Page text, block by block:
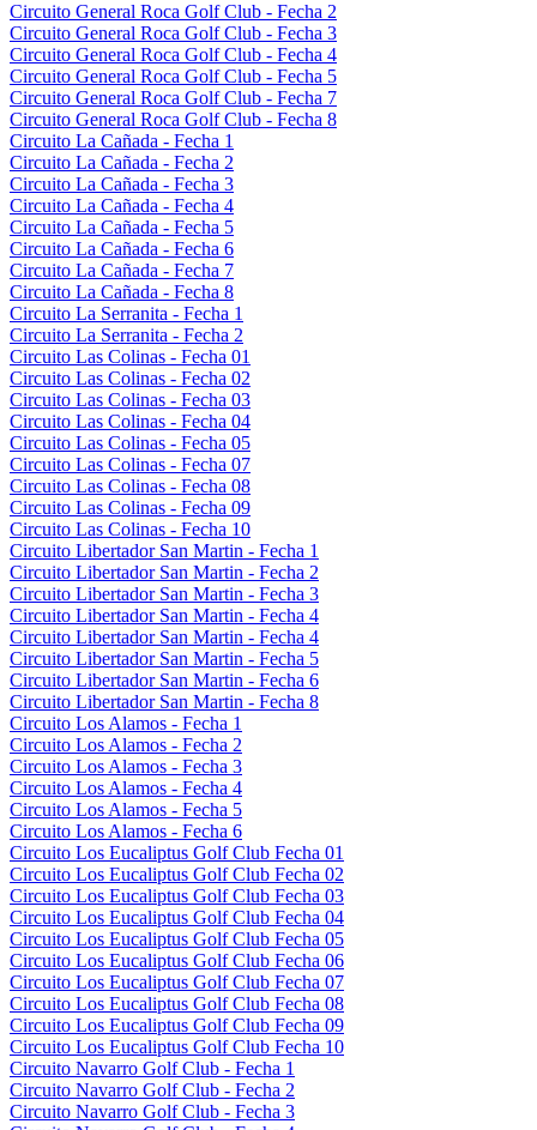
Circuito General Roca Golf Club - Fecha 2
Circuito General Roca Golf Club - Fecha 3
Circuito General Roca Golf Club - Fecha 4
Circuito General Roca Golf Club - Fecha 5
Circuito General Roca Golf Club - Fecha 7
Circuito General Roca Golf Club - Fecha 8
Circuito La Cañada - Fecha 1
Circuito La Cañada - Fecha 2
Circuito La Cañada - Fecha 3
Circuito La Cañada - Fecha 4
Circuito La Cañada - Fecha 5
Circuito La Cañada - Fecha 6
Circuito La Cañada - Fecha 7
Circuito La Cañada - Fecha 8
Circuito La Serranita - Fecha 1
Circuito La Serranita - Fecha 2
Circuito Las Colinas - Fecha 01
Circuito Las Colinas - Fecha 02
Circuito Las Colinas - Fecha 03
Circuito Las Colinas - Fecha 04
Circuito Las Colinas - Fecha 05
Circuito Las Colinas - Fecha 07
Circuito Las Colinas - Fecha 08
Circuito Las Colinas - Fecha 09
Circuito Las Colinas - Fecha 10
Circuito Libertador San Martin - Fecha 1
Circuito Libertador San Martin - Fecha 2
Circuito Libertador San Martin - Fecha 3
Circuito Libertador San Martin - Fecha 4
Circuito Libertador San Martin - Fecha 4
Circuito Libertador San Martin - Fecha 5
Circuito Libertador San Martin - Fecha 6
Circuito Libertador San Martin - Fecha 8
Circuito Los Alamos - Fecha 1
Circuito Los Alamos - Fecha 2
Circuito Los Alamos - Fecha 3
Circuito Los Alamos - Fecha 4
Circuito Los Alamos - Fecha 5
Circuito Los Alamos - Fecha 6
Circuito Los Eucaliptus Golf Club Fecha 01
Circuito Los Eucaliptus Golf Club Fecha 02
Circuito Los Eucaliptus Golf Club Fecha 03
Circuito Los Eucaliptus Golf Club Fecha 04
Circuito Los Eucaliptus Golf Club Fecha 05
Circuito Los Eucaliptus Golf Club Fecha 06
Circuito Los Eucaliptus Golf Club Fecha 07
Circuito Los Eucaliptus Golf Club Fecha 08
Circuito Los Eucaliptus Golf Club Fecha 09
Circuito Los Eucaliptus Golf Club Fecha 10
Circuito Navarro Golf Club - Fecha 1
Circuito Navarro Golf Club - Fecha 2
Circuito Navarro Golf Club - Fecha 3